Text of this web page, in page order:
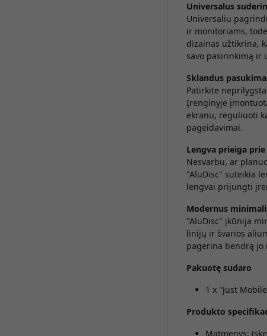
Universalus
Universaliu
ir monitoriams,
dizainas užtikrina,
savo pasirinkimą ir
Sklandus
Patirkite
Įrenginyje
ekranu, reguliuoti
pageidavimai.
Lengva prieiga
Nesvarbu, ar
"AluDisc" suteikia
lengvai prijungti
Modernus
"AluDisc" įkūnija
linijų ir švarios
pagerina bendrą jo
Pakuotę sudaro
1 x "Just
Produkto
Matmenys: